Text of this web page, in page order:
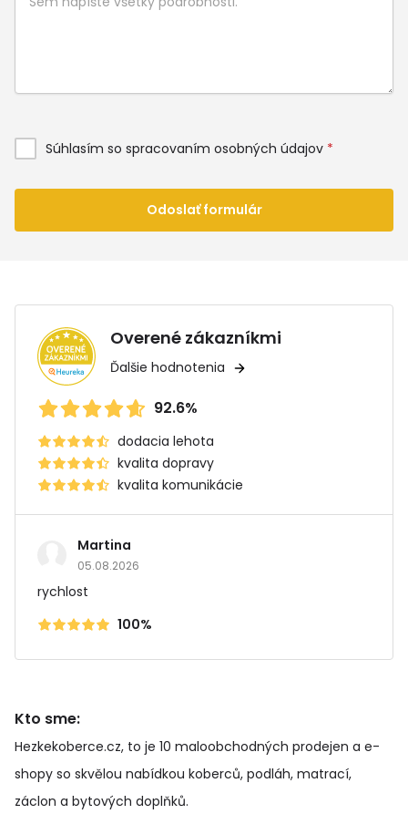
Súhlasím so spracovaním osobných údajov *
Odoslať formulár
Overené zákazníkmi
Ďalšie hodnotenia
92.6%
dodacia lehota
kvalita dopravy
kvalita komunikácie
Martina
05.08.2026
rychlost
100%
Kto sme:
Hezkekoberce.cz, to je 10 maloobchodných prodejen a e-
shopy so skvělou nabídkou koberců, podláh, matrací,
záclon a bytových doplňků.